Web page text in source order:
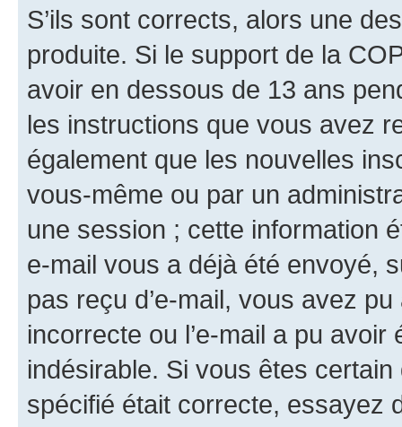
S’ils sont corrects, alors une
produite. Si le support de la
avoir en dessous de 13 ans
les instructions que vous avez
également que les nouvelles
vous-même ou par un
une session ; cette information
e-mail vous a déjà été envoyé,
pas reçu d’e-mail, vous avez
incorrecte ou l’e-mail a pu
indésirable. Si vous êtes
spécifié était correcte, essayez